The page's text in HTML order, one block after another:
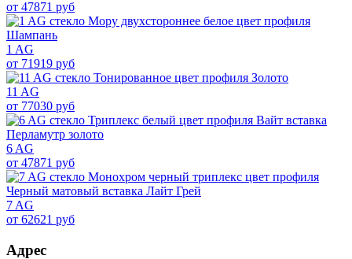
от 47871 руб
1 AG
от 71919 руб
11 AG
от 77030 руб
6 AG
от 47871 руб
7 AG
от 62621 руб
Адрес